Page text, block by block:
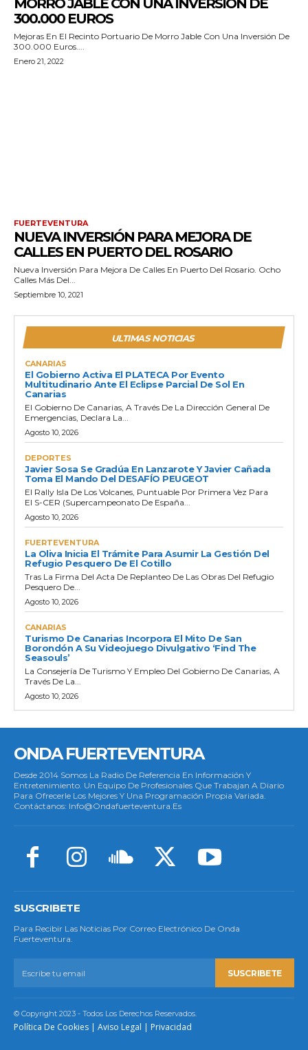
300.000 EUROS
Mejoras En El Recinto Portuario De Morro Jable Con Una Inversión De
300.000 Euros....
Enero 21, 2022
FUERTEVENTURA
NUEVA INVERSIÓN PARA MEJORA DE
CALLES EN PUERTO DEL ROSARIO
Nueva Inversión Para Mejora De Calles En Puerto Del Rosario. Ocho
Calles Más Del...
Septiembre 10, 2021
ULTIMAS NOTICIAS
CANARIAS
El Gobierno Activa El PLATECA Por Evento
Multitudinario Ante El Eclipse Parcial De Sol En
Canarias
El Gobierno De Canarias, A Través De La Dirección General De
Emergencias, Declara La...
Agosto 10, 2026
DEPORTES
Javier Sosa Se Gradúa En Lanzarote Y Javier Cañada
Toma El Mando Del DESAFÍO PEUGEOT
El Rally Isla De Los Volcanes, Puntuable Por Primera Vez Para
El S-CER (Supercampeonato De España...
Agosto 10, 2026
FUERTEVENTURA
La Oliva Inicia El Trámite Para Asumir La Gestión Del
Refugio Pesquero De El Cotillo
Tras La Firma Del Acta De Replanteo De Las Obras Del Refugio
Pesquero De...
Agosto 10, 2026
CANARIAS
Turismo De Canarias Incorpora El Mito De San
Borondón A Su Videojuego Divulgativo ‘Find The
Seasouls’
La Consejería De Turismo Y Empleo Del Gobierno De Canarias, A
Través De La...
Agosto 10, 2026
ONDA FUERTEVENTURA
Desde 2014 Somos La Radio De Referencia En Información Y
Entretenimiento. Un Equipo De Profesionales Que Trabajan A Diario
Para Ofrecerle Los Mejores Y Una Programación Propia Variada.
Contáctanos: Info@ondafuerteventura.es
SUSCRIBETE
Para Recibir Las Noticias Por Correo Electrónico De Onda
Fuerteventura.
SUSCRIBETE
© Copyright 2023 - Todos Los Derechos Reservados.
Política De Cookies | Aviso Legal | Privacidad